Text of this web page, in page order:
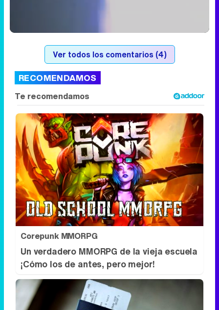
Ver todos los comentarios (4)
RECOMENDAMOS
Corepunk MMORPG
Un verdadero MMORPG de la vieja escuela
¡Cómo los de antes, pero mejor!